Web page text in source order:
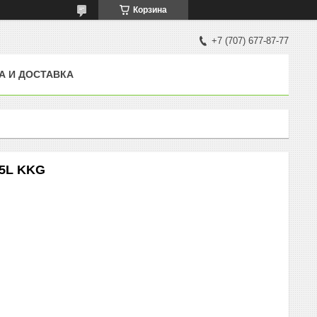
Корзина
+7 (707) 677-87-77
И ДОСТАВКА
KKG